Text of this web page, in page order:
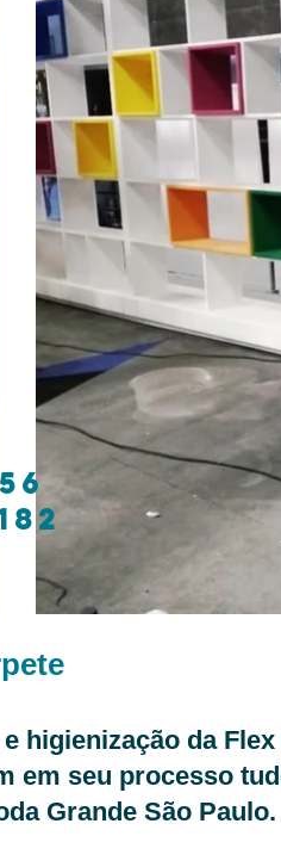
higienização da Flex
em seu processo
Grande São Paulo.